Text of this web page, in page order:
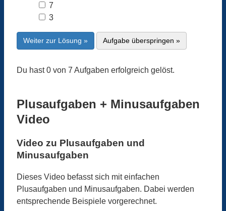
7
3
Weiter zur Lösung » Aufgabe überspringen »
Du hast 0 von 7 Aufgaben erfolgreich gelöst.
Plusaufgaben + Minusaufgaben
Video
Video zu Plusaufgaben und
Minusaufgaben
Dieses Video befasst sich mit einfachen
Plusaufgaben und Minusaufgaben. Dabei werden
entsprechende Beispiele vorgerechnet.